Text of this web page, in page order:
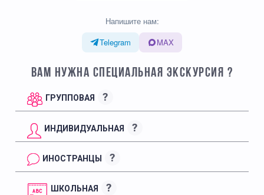
Напишите нам:
Telegram
MAX
ВАМ НУЖНА СПЕЦИАЛЬНАЯ ЭКСКУРСИЯ ?
ГРУППОВАЯ ?
ИНДИВИДУАЛЬНАЯ ?
ИНОСТРАНЦЫ ?
ШКОЛЬНАЯ ?